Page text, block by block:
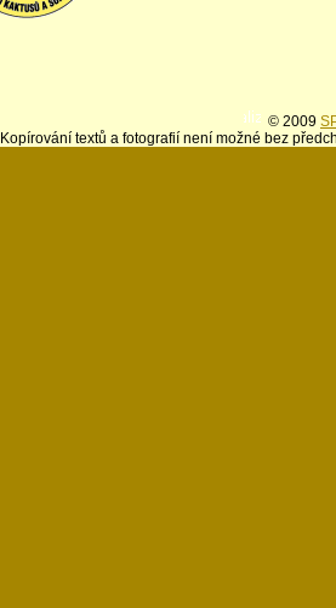
© 2009
Kopírování textů a fotografií není možné bez